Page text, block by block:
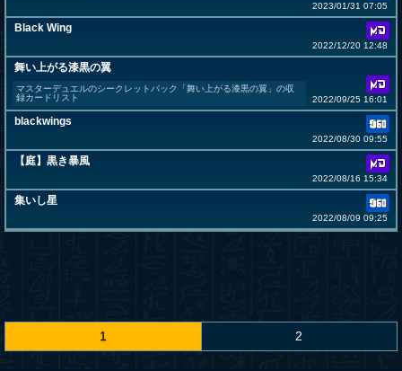
2023/01/31 07:05
Black Wing
2022/12/20 12:48
舞い上がる漆黒の翼
マスターデュエルのシークレットパック「舞い上がる漆黒の翼」の収
録カードリスト
2022/09/25 16:01
blackwings
2022/08/30 09:55
【庭】黒き暴風
2022/08/16 15:34
集いし星
2022/08/09 09:25
1 2